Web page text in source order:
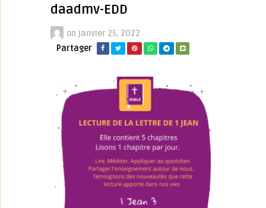
daadmv-EDD
on janvier 25, 2022
Partager